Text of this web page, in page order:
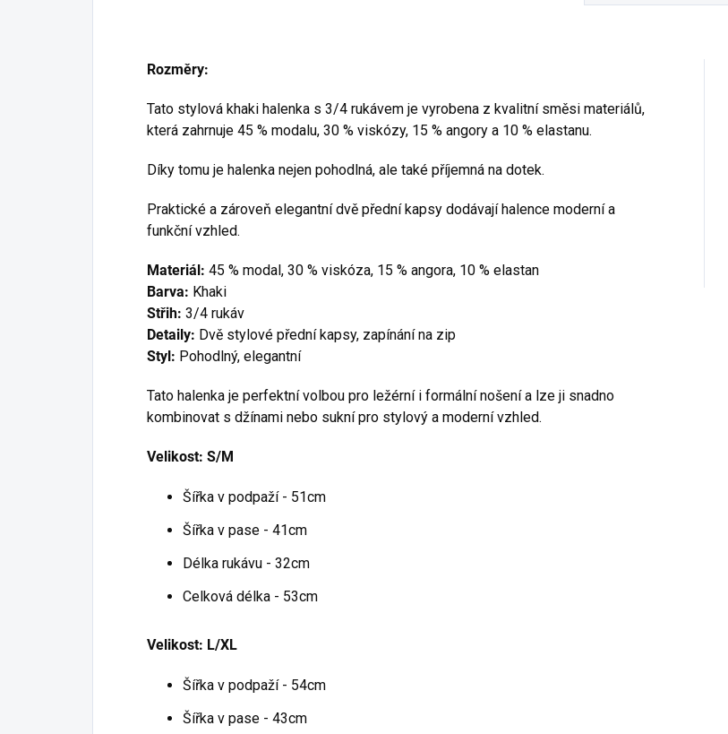
Rozměry:
Tato stylová khaki halenka s 3/4 rukávem je vyrobena z kvalitní směsi materiálů,
která zahrnuje 45 % modalu, 30 % viskózy, 15 % angory a 10 % elastanu.
Díky tomu je halenka nejen pohodlná, ale také příjemná na dotek.
Praktické a zároveň elegantní dvě přední kapsy dodávají halence moderní a
funkční vzhled.
Materiál: 45 % modal, 30 % viskóza, 15 % angora, 10 % elastan
Barva: Khaki
Střih: 3/4 rukáv
Detaily: Dvě stylové přední kapsy, zapínání na zip
Styl: Pohodlný, elegantní
Tato halenka je perfektní volbou pro ležérní i formální nošení a lze ji snadno
kombinovat s džínami nebo sukní pro stylový a moderní vzhled.
Velikost: S/M
Šířka v podpaží - 51cm
Šířka v pase - 41cm
Délka rukávu - 32cm
Celková délka - 53cm
Velikost: L/XL
Šířka v podpaží - 54cm
Šířka v pase - 43cm